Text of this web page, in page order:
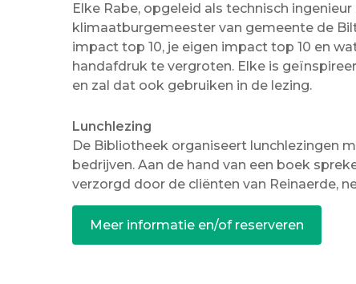
Elke Rabe, opgeleid als technisch
klimaatburgemeester van gemeente de
impact top 10, je eigen impact top 10 en
handafdruk te vergroten. Elke is
en zal dat ook gebruiken in de lezing.
Lunchlezing
De Bibliotheek organiseert lunchlezingen
bedrijven. Aan de hand van een boek
verzorgd door de cliënten van Reinaerde,
Meer informatie en/of reserveren